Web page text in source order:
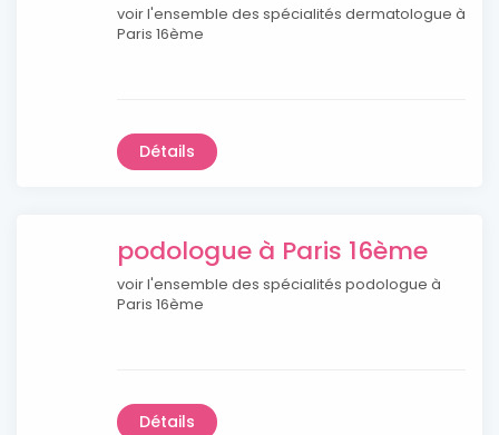
voir l'ensemble des spécialités dermatologue à
Paris 16ème
Détails
podologue à Paris 16ème
voir l'ensemble des spécialités podologue à
Paris 16ème
Détails